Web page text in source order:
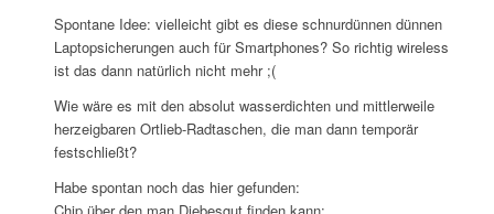
Spontane Idee: vielleicht gibt es diese schnurdünnen dünnen
Laptopsicherungen auch für Smartphones? So richtig wireless
ist das dann natürlich nicht mehr ;(
Wie wäre es mit den absolut wasserdichten und mittlerweile
herzeigbaren Ortlieb-Radtaschen, die man dann temporär
festschließt?
Habe spontan noch das hier gefunden: